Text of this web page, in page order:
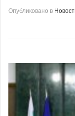
Опубликовано в